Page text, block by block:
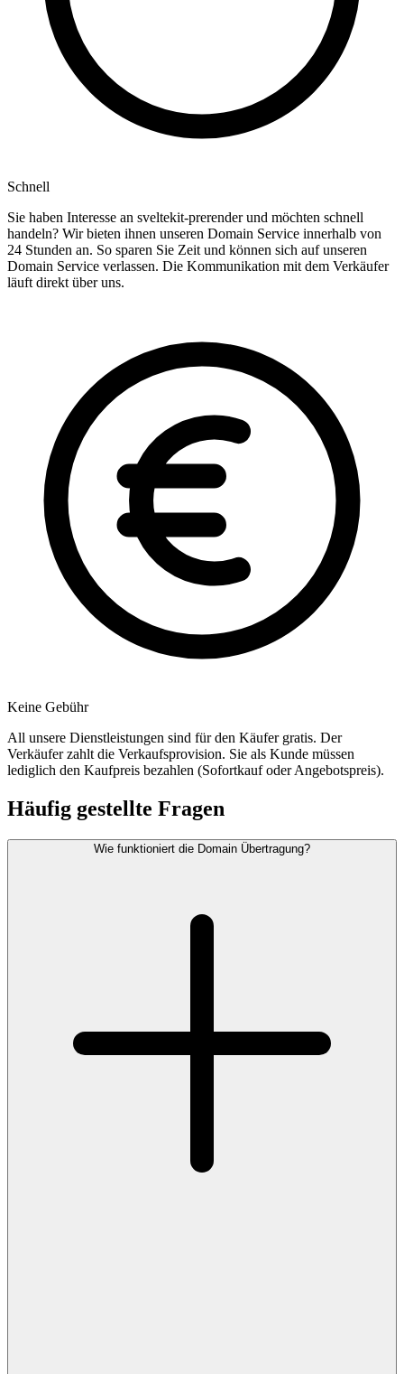
Schnell
Sie haben Interesse an sveltekit-prerender und möchten schnell
handeln? Wir bieten ihnen unseren Domain Service innerhalb von
24 Stunden an. So sparen Sie Zeit und können sich auf unseren
Domain Service verlassen. Die Kommunikation mit dem Verkäufer
läuft direkt über uns.
Keine Gebühr
All unsere Dienstleistungen sind für den Käufer gratis. Der
Verkäufer zahlt die Verkaufsprovision. Sie als Kunde müssen
lediglich den Kaufpreis bezahlen (Sofortkauf oder Angebotspreis).
Häufig gestellte Fragen
Wie funktioniert die Domain Übertragung?